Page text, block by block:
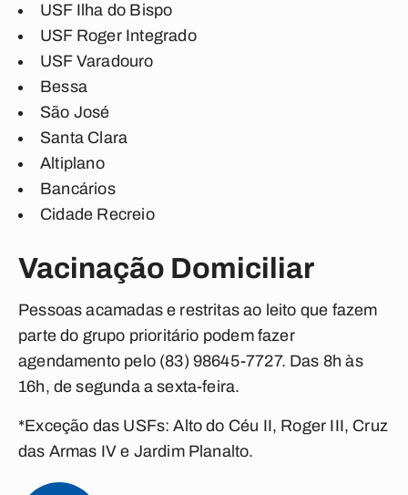
USF Ilha do Bispo
USF Roger Integrado
USF Varadouro
Bessa
São José
Santa Clara
Altiplano
Bancários
Cidade Recreio
Vacinação Domiciliar
Pessoas acamadas e restritas ao leito que fazem
parte do grupo prioritário podem fazer
agendamento pelo (83) 98645-7727. Das 8h às
16h, de segunda a sexta-feira.
*Exceção das USFs: Alto do Céu II, Roger III, Cruz
das Armas IV e Jardim Planalto.